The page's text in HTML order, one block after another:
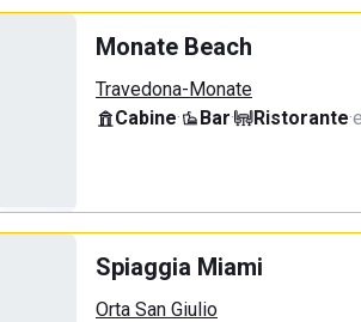
Monate Beach
Travedona-Monate
Cabine· Bar· Ristorante·
Spiaggia Miami
Orta San Giulio